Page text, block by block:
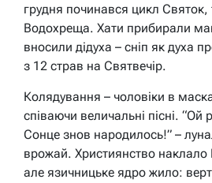
грудня починався цикл
Водохреща. Хати прибирали
вносили дідуха – сніп як духа
з 12 страв на Святвечір.
Колядування – чоловіки в
співаючи величальні пісні. “Ой
Сонце знов народилось!” –
врожай. Християнство наклало
але язичницьке ядро жило: